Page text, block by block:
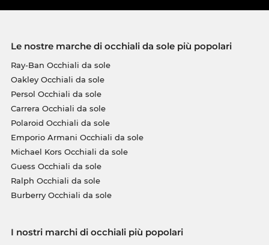
Le nostre marche di occhiali da sole più popolari
Ray-Ban Occhiali da sole
Oakley Occhiali da sole
Persol Occhiali da sole
Carrera Occhiali da sole
Polaroid Occhiali da sole
Emporio Armani Occhiali da sole
Michael Kors Occhiali da sole
Guess Occhiali da sole
Ralph Occhiali da sole
Burberry Occhiali da sole
I nostri marchi di occhiali più popolari